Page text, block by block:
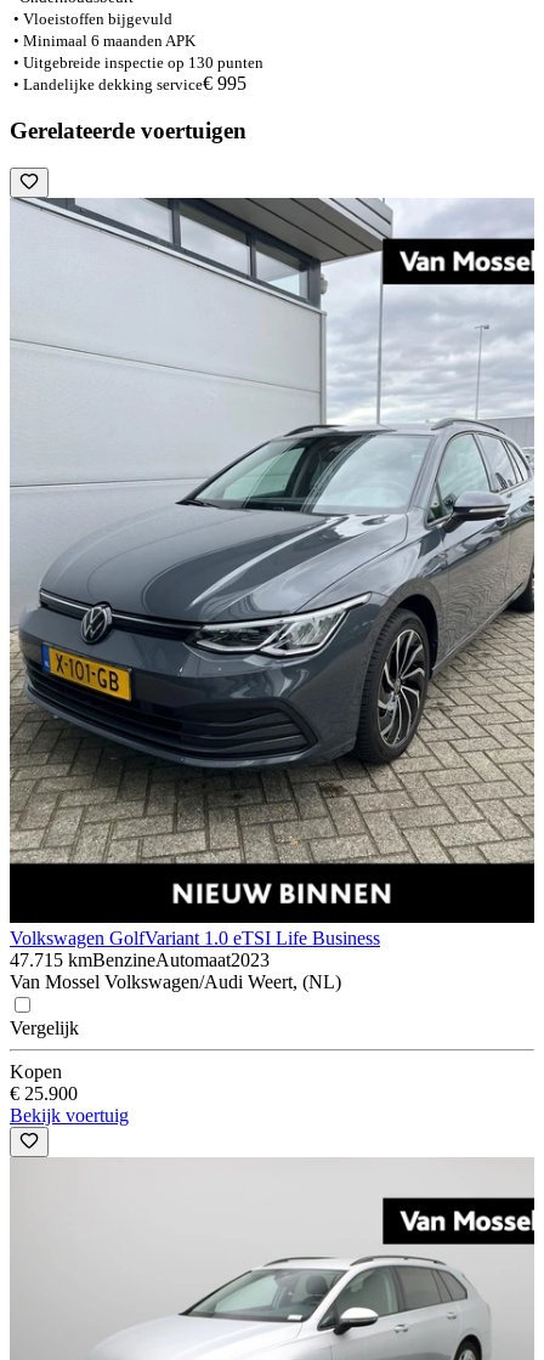
• Vloeistoffen bijgevuld
• Minimaal 6 maanden APK
• Uitgebreide inspectie op 130 punten
• Landelijke dekking service€ 995
Gerelateerde voertuigen
Volkswagen GolfVariant 1.0 eTSI Life Business
47.715 kmBenzineAutomaat2023
Van Mossel Volkswagen/Audi Weert, (NL)
Vergelijk
Kopen
€ 25.900
Bekijk voertuig